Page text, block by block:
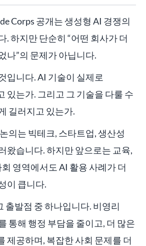
Corps 공개는 생성형 AI 경쟁의
. 하지만 단순히 “어떤 회사가 더
나”의 문제가 아닙니다.
입니다. AI 기술이 실제로
있는가. 그리고 그 기술을 다룰 수
길러지고 있는가.
의는 빅테크, 스타트업, 생산성
왔습니다. 하지만 앞으로는 교육,
영역에서도 AI 활용 사례가 더
이 큽니다.
출발점 중 하나입니다. 비영리
통해 행정 부담을 줄이고, 더 많은
제공하며, 복잡한 사회 문제를 더